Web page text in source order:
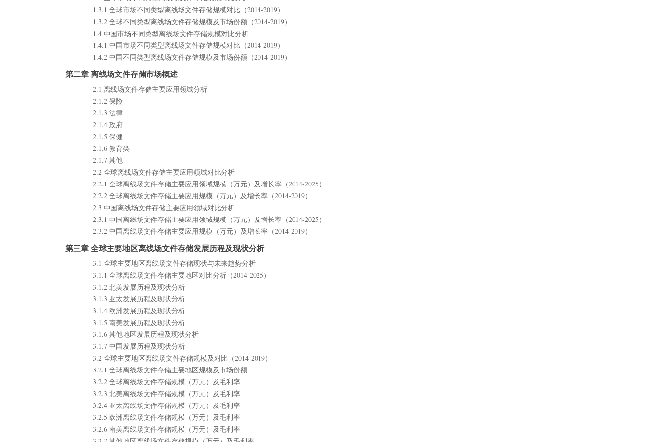
1.3.1 全球市场不同类型离线场文件存储规模对比（2014-2019）
1.3.2 全球不同类型离线场文件存储规模及市场份额（2014-2019）
1.4 中国市场不同类型离线场文件存储规模对比分析
1.4.1 中国市场不同类型离线场文件存储规模对比（2014-2019）
1.4.2 中国不同类型离线场文件存储规模及市场份额（2014-2019）
第二章 离线场文件存储市场概述
2.1 离线场文件存储主要应用领域分析
2.1.2 保险
2.1.3 法律
2.1.4 政府
2.1.5 保健
2.1.6 教育类
2.1.7 其他
2.2 全球离线场文件存储主要应用领域对比分析
2.2.1 全球离线场文件存储主要应用领域规模（万元）及增长率（2014-2025）
2.2.2 全球离线场文件存储主要应用规模（万元）及增长率（2014-2019）
2.3 中国离线场文件存储主要应用领域对比分析
2.3.1 中国离线场文件存储主要应用领域规模（万元）及增长率（2014-2025）
2.3.2 中国离线场文件存储主要应用规模（万元）及增长率（2014-2019）
第三章 全球主要地区离线场文件存储发展历程及现状分析
3.1 全球主要地区离线场文件存储现状与未来趋势分析
3.1.1 全球离线场文件存储主要地区对比分析（2014-2025）
3.1.2 北美发展历程及现状分析
3.1.3 亚太发展历程及现状分析
3.1.4 欧洲发展历程及现状分析
3.1.5 南美发展历程及现状分析
3.1.6 其他地区发展历程及现状分析
3.1.7 中国发展历程及现状分析
3.2 全球主要地区离线场文件存储规模及对比（2014-2019）
3.2.1 全球离线场文件存储主要地区规模及市场份额
3.2.2 全球离线场文件存储规模（万元）及毛利率
3.2.3 北美离线场文件存储规模（万元）及毛利率
3.2.4 亚太离线场文件存储规模（万元）及毛利率
3.2.5 欧洲离线场文件存储规模（万元）及毛利率
3.2.6 南美离线场文件存储规模（万元）及毛利率